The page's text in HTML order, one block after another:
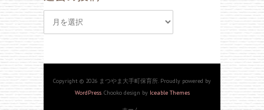
過
投
Copyright © 2026 まつやま大手町保育所. Proudly powered by
WordPress. Chooko design by Iceable Themes